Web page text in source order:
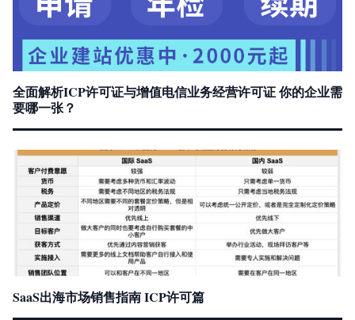
全面解析ICP许可证与增值电信业务经营许可证 你的企业需
要哪一张？
SaaS出海市场销售指南 ICP许可篇